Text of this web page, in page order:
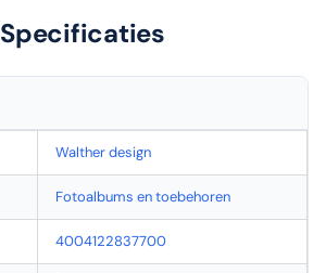
Specificaties
Walther design
Fotoalbums en toebehoren
4004122837700